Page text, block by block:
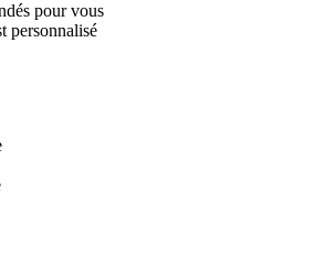
pour vous
personnalisé